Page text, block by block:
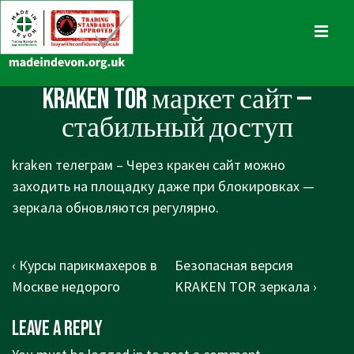
Skip
to
Content
Main
Navigation
KRAKEN TOR маркет сайт —
стабильный доступ
kraken телеграм – Через кракен сайт можно
заходить на площадку даже при блокировках —
зеркала обновляются регулярно.
Post
navigation
Previous
Post
‹ Курсы парикмахеров в
Москве недорого
Next
Post
Безопасная версия
KRAKEN TOR зеркала ›
Leave a Reply